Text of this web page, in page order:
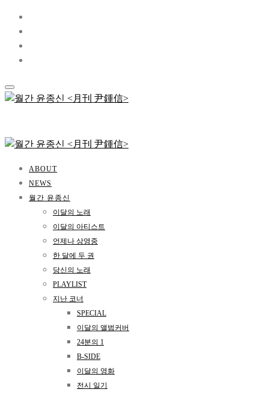
ABOUT
NEWS
월간 윤종신
이달의 노래
이달의 아티스트
언제나 상영중
한 달에 두 권
당신의 노래
PLAYLIST
지난 코너
SPECIAL
이달의 앨범커버
24분의 1
B-SIDE
이달의 영화
전시 일기